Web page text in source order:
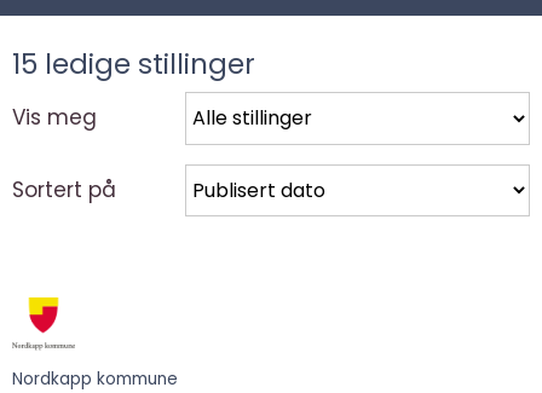
15 ledige stillinger
Vis meg
Sortert på
Nordkapp kommune